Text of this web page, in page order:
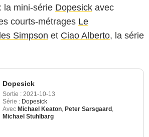
la mini-série Dopesick avec
courts-métrages Le
Simpson et Ciao Alberto, la série
Dopesick
Sortie : 2021-10-13
Série : Dopesick
Avec Michael Keaton Peter Sarsgaard
Michael Stuhlbarg